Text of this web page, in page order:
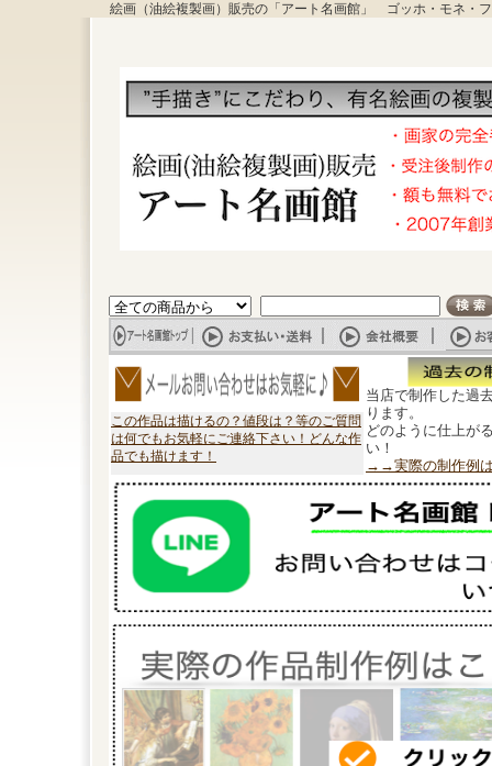
絵画（油絵複製画）販売の「アート名画館」 ゴッホ・モネ・
この作品は描けるの？値段は？等のご質問
は何でもお気軽にご連絡下さい！どんな作
品でも描けます！
当店で制作した過
ります。
どのように仕上が
い！
→→実際の制作例